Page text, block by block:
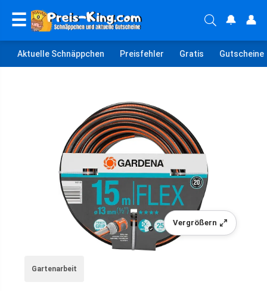
☰ 🔔 👤
Aktuelle Schnäppchen Preisfehler Gratis Gutscheine
Vergrößern
Gartenarbeit